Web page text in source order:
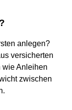
anlegen?
versicherten
wie Anleihen
zwischen